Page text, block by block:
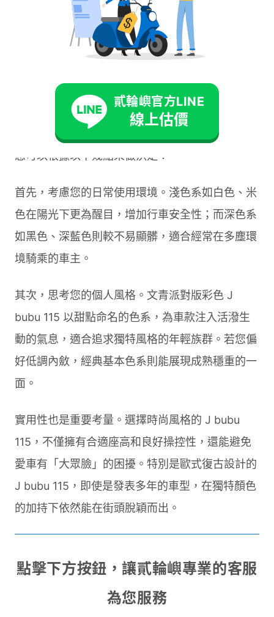
貳輪嶼官方LINE
線上估價
選擇理想 J bubu 115 顏
挑選一款適合自己的 J bubu 115 顏色不僅關乎個
人喜好，更能展現獨特風格。在眾多色彩選擇中，
您可以根據以下幾點來做決定：
首先，考慮您的日常使用環境。淺色系如白色、米
色在陽光下更為醒目，增加行車安全性；而深色系
如黑色、深藍色則較不易顯髒，適合經常在多塵環
境騎乘的車主。
其次，思考您的個人風格。文青派對版彩色 J
bubu 115 以甜點命名的色系，為車款注入活潑生
動的氣息，適合追求獨特風格的年輕族群。若您偏
好低調內斂，經典基本色系則能展現成熟穩重的一
面。
實用性也是重要考量。選擇時尚風格的 J bubu
115，不僅擁有合適座高和良好操控性，還能避免
愛車有「大眾臉」的困擾。特別是歐式復古設計的
J bubu 115，即使是發表多年的車型，在獨特顏色
的加持下依然能在街頭脫穎而出。
點擊下方按鈕，讓貳輪嶼專業的客服
為您服務